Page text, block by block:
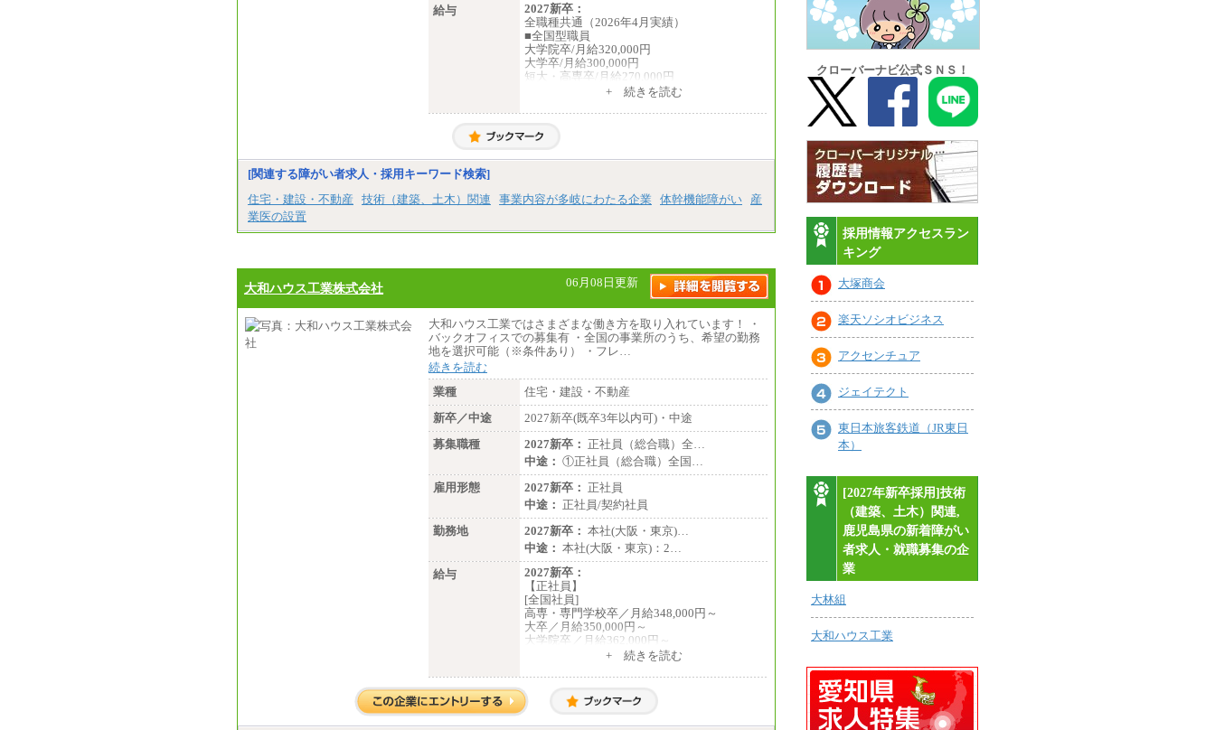
給与
2027新卒：
全職種共通（2026年4月実績）
■全国型職員
大学院卒/月給320,000円
大学卒/月給300,000円
短大・高専卒/月給270,000円
大学院卒/月給256,000円～288,000円
大学卒/月給240,000円～270,000円
短大・高専卒/月給216,000円～243,000円
大学卒/月給219,000円～246,000円
との生計費などの地域差指数を勘案して拠点
ごとに定めています。
全職種共通
月給制
226,600円～390,100円（勤務地域等により異
なります）
・ご経験やスキルを考慮し、選考の中で決定
・試用期間中も同額支給します。
+ 続きを読む
[関連する障がい者求人・採用キーワード検索]
住宅・建設・不動産
技術（建築、土木）関連 事業内容が多岐にわたる企業 体幹機能障がい
産
業医の設置
大和ハウス工業株式会社 06月08日更新
大和ハウス工業ではさまざまな働き方を取り入れています！ ・
バックオフィスでの募集有 ・全国の事業所のうち、希望の勤務
地を選択可能（※条件あり） ・フレ…
続きを読む
業種
住宅・建設・不動産
新卒／中途
2027新卒(既卒3年以内可)・中途
募集職種
2027新卒： 正社員（総合職）全…
中途： ①正社員（総合職）全国…
雇用形態
2027新卒： 正社員
中途： 正社員/契約社員
勤務地
2027新卒： 本社(大阪・東京)…
中途： 本社(大阪・東京)：2…
給与
2027新卒：
【正社員】
[全国社員]
高専・専門学校卒／月給348,000円～
大卒／月給350,000円～
大学院卒／月給362,000円～
[地域社員]月給295,000円～
【正社員】
[全国社員]月給348,000円～
[地域社員]月給295,000円～
+ 続きを読む
クローバーナビ公式ＳＮＳ！
採用情報アクセスラン
キング
大塚商会
楽天ソシオビジネス
アクセンチュア
ジェイテクト
東日本旅客鉄道（JR東日
本）
[2027年新卒採用]技術
（建築、土木）関連,
鹿児島県の新着障がい
者求人・就職募集の企
業
大林組
大和ハウス工業